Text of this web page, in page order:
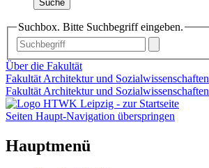
Suche
Suchbox. Bitte Suchbegriff eingeben.
Über die Fakultät
Fakultät Architektur und Sozialwissenschaften
Fakultät Architektur und Sozialwissenschaften
Seiten Haupt-Navigation überspringen
Hauptmenü